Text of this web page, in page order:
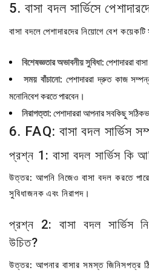
5. বাসা বদল সার্ভিসে
বাসা বদলে পেশাদারদের নিয়োগে বেশ কয়েকটি
বিশেষজ্ঞতার অভাবনীয় সুবিধা: পেশাদাররা
সময় বাঁচানো: পেশাদাররা দ্রুত কাজ
মনোনিবেশ করতে পারবেন।
নিরাপত্তা: পেশাদাররা আপনার সবকিছু
6. FAQ: বাসা বদল সার্ভিস
প্রশ্ন 1: বাসা বদল সার্ভিস কি
উত্তর: আপনি নিজেও বাসা বদল করতে
সুবিধাজনক এবং নিরাপদ।
প্রশ্ন 2: বাসা বদল সার্ভিস
উচিত?
উত্তর: আপনার বাসার সমস্ত জিনিসপত্র